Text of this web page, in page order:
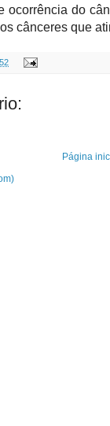
ocorrência do
cânceres que
Página